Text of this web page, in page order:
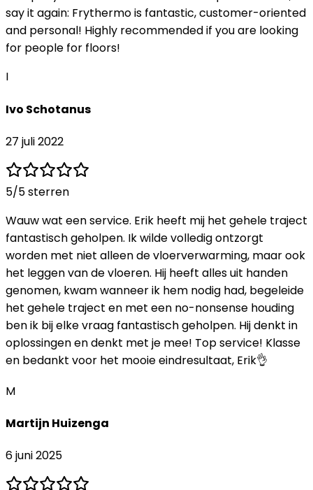
say it again: Frythermo is fantastic, customer-oriented
and personal! Highly recommended if you are looking
for people for floors!
I
Ivo Schotanus
27 juli 2022
5/5 sterren
Wauw wat een service. Erik heeft mij het gehele traject
fantastisch geholpen. Ik wilde volledig ontzorgt
worden met niet alleen de vloerverwarming, maar ook
het leggen van de vloeren. Hij heeft alles uit handen
genomen, kwam wanneer ik hem nodig had, begeleide
het gehele traject en met een no-nonsense houding
ben ik bij elke vraag fantastisch geholpen. Hij denkt in
oplossingen en denkt met je mee! Top service! Klasse
en bedankt voor het mooie eindresultaat, Erik👌
M
Martijn Huizenga
6 juni 2025